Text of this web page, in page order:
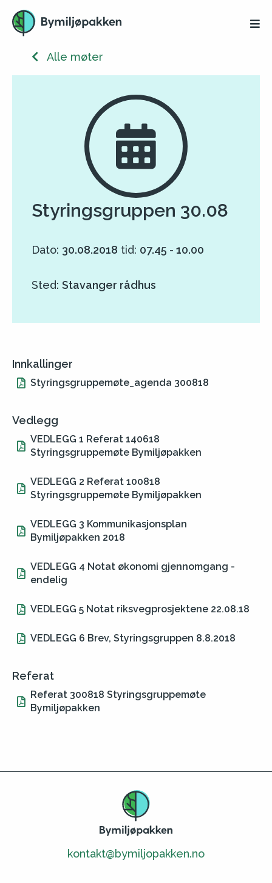
Alle møter
Styringsgruppen 30.08
Dato: 30.08.2018 tid: 07.45 - 10.00
Sted: Stavanger rådhus
Innkallinger
Styringsgruppemøte_agenda 300818
Vedlegg
VEDLEGG 1 Referat 140618
Styringsgruppemøte Bymiljøpakken
VEDLEGG 2 Referat 100818
Styringsgruppemøte Bymiljøpakken
VEDLEGG 3 Kommunikasjonsplan
Bymiljøpakken 2018
VEDLEGG 4 Notat økonomi gjennomgang -
endelig
VEDLEGG 5 Notat riksvegprosjektene 22.08.18
VEDLEGG 6 Brev, Styringsgruppen 8.8.2018
Referat
Referat 300818 Styringsgruppemøte
Bymiljøpakken
kontakt@bymiljopakken.no